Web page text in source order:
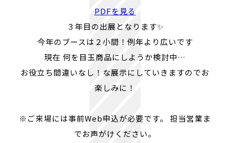
PDFを見る
３年目の出展となります✨
今年のブースは２小間！例年より広いです
現在 何を目玉商品にしようか検討中…
お役立ち間違いなし！な展示にしていきますのでお
楽しみに！
※ご来場には事前Web申込が必要です。 担当営業ま
でお声がけください。